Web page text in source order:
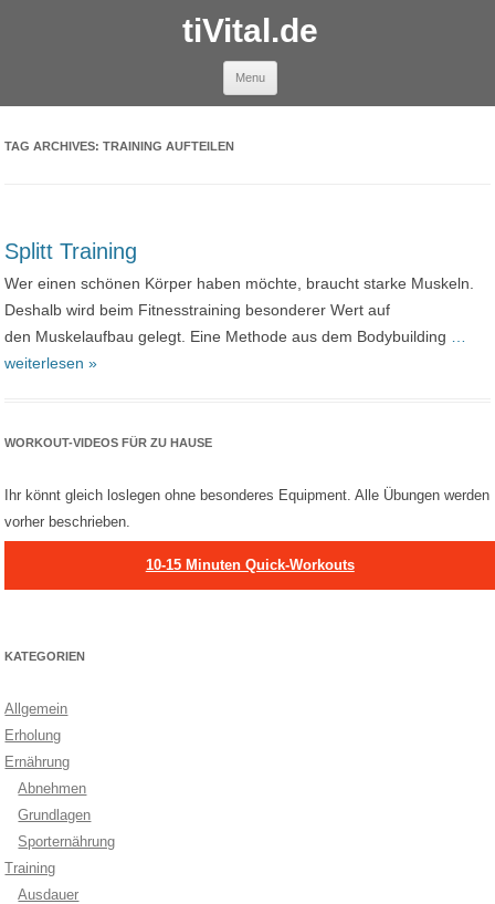
tiVital.de
Menu
TAG ARCHIVES:TRAINING AUFTEILEN
Splitt Training
Wer einen schönen Körper haben möchte, braucht starke Muskeln.
Deshalb wird beim Fitnesstraining besonderer Wert auf
den Muskelaufbau gelegt. Eine Methode aus dem Bodybuilding
weiterlesen »
WORKOUT-VIDEOS FÜR ZU HAUSE
Ihr könnt gleich loslegen ohne besonderes Equipment. Alle Übungen werden
vorher beschrieben.
10-15 Minuten Quick-Workouts
KATEGORIEN
Allgemein
Erholung
Ernährung
Abnehmen
Grundlagen
Sporternährung
Training
Ausdauer